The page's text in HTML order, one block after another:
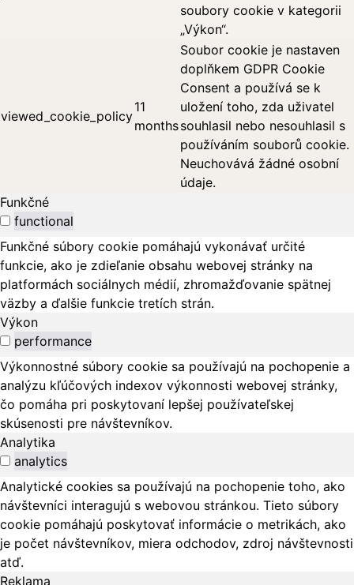
soubory cookie v kategorii
„Výkon“.
viewed_cookie_policy
11
months
Soubor cookie je nastaven
doplňkem GDPR Cookie
Consent a používá se k
uložení toho, zda uživatel
souhlasil nebo nesouhlasil s
používáním souborů cookie.
Neuchovává žádné osobní
údaje.
Funkčné
functional
Funkčné súbory cookie pomáhajú vykonávať určité
funkcie, ako je zdieľanie obsahu webovej stránky na
platformách sociálnych médií, zhromažďovanie spätnej
väzby a ďalšie funkcie tretích strán.
Výkon
performance
Výkonnostné súbory cookie sa používajú na pochopenie a
analýzu kľúčových indexov výkonnosti webovej stránky,
čo pomáha pri poskytovaní lepšej používateľskej
skúsenosti pre návštevníkov.
Analytika
analytics
Analytické cookies sa používajú na pochopenie toho, ako
návštevníci interagujú s webovou stránkou. Tieto súbory
cookie pomáhajú poskytovať informácie o metrikách, ako
je počet návštevníkov, miera odchodov, zdroj návštevnosti
atď.
Reklama